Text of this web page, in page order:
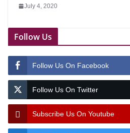
July 4, 2020
Follow Us
Follow Us On Facebook
Follow Us On Twitter
Subscribe Us On Youtube